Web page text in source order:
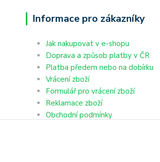
Informace pro zákazníky
Jak nakupovat v e-shopu
Doprava a způsob platby v ČR
Platba předem nebo na dobírku
Vrácení zboží
Formulář pro vrácení zboží
Reklamace zboží
Obchodní podmínky